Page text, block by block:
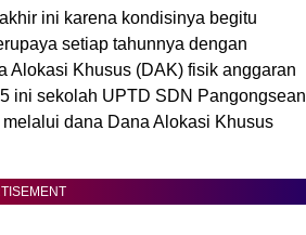
ini karena kondisinya begitu
setiap tahunnya dengan
Alokasi Khusus (DAK) fisik anggaran
ini sekolah UPTD SDN Pangongsean
dana Dana Alokasi Khusus